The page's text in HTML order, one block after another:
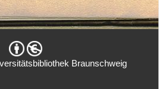
Braunschweig